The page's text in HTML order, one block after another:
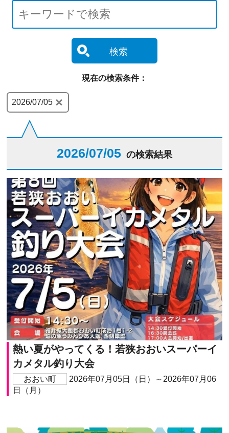
検索
現在の検索条件：
2026/07/05
2026/07/05 の検索結果
熱い夏がやってくる！若狭おおいスーパーイ
カメタル釣り大会
おおい町
2026年07月05日（日）～2026年07月06
日（月）